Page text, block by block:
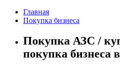
Главная
Покупка бизнеса
Покупка АЗС /
покупка бизнеса